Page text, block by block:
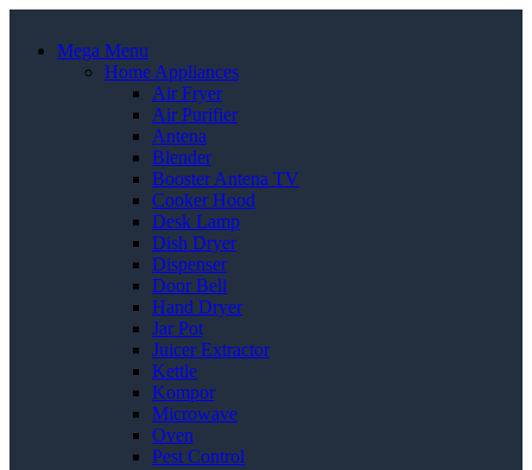
Mega Menu
Home Appliances
Air Fryer
Air Purifier
Antena
Blender
Booster Antena TV
Cooker Hood
Desk Lamp
Dish Dryer
Dispenser
Door Bell
Hand Dryer
Jar Pot
Juicer Extractor
Kettle
Kompor
Microwave
Oven
Pest Control